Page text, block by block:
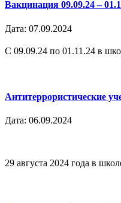
Вакцинация 09.09.24 –
Дата: 07.09.2024
С 09.09.24 по 01.11.24 в
Антитеррористические
Дата: 06.09.2024
29 августа 2024 года в